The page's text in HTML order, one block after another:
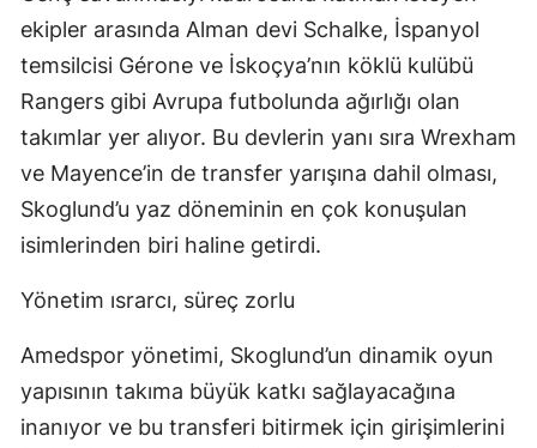
ekipler arasında Alman devi Schalke, İspanyol
temsilcisi Gérone ve İskoçya’nın köklü kulübü
Rangers gibi Avrupa futbolunda ağırlığı olan
takımlar yer alıyor. Bu devlerin yanı sıra Wrexham
ve Mayence’in de transfer yarışına dahil olması,
Skoglund’u yaz döneminin en çok konuşulan
isimlerinden biri haline getirdi.
Yönetim ısrarcı, süreç zorlu
Amedspor yönetimi, Skoglund’un dinamik oyun
yapısının takıma büyük katkı sağlayacağına
inanıyor ve bu transferi bitirmek için girişimlerini